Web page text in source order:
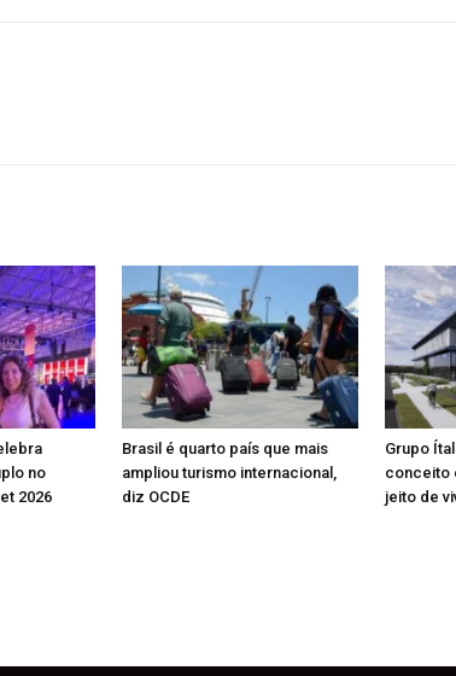
no
2026
Brasil é quarto país que mais
ampliou turismo internacional,
diz OCDE
Grupo
conceito
jeito de